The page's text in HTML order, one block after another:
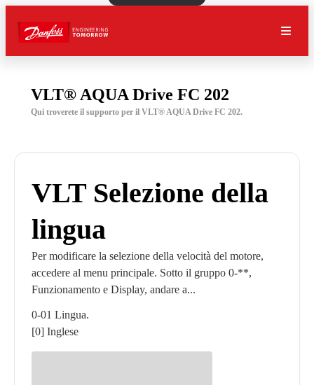
VLT® AQUA Drive FC 202
Qui troverete il supporto per il VLT® AQUA Drive FC 202.
VLT Selezione della
lingua
Per modificare la selezione della velocità del motore,
accedere al menu principale. Sotto il gruppo 0-**,
Funzionamento e Display, andare a...
0-01 Lingua.
[0] Inglese